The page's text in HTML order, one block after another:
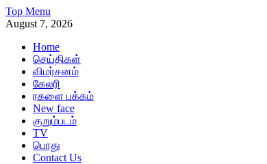
Skip
to
Top Menu
August 7, 2026
Home
செய்திகள்
விமர்சனம்
கேலரி
ரகளை பக்கம்
New face
குறும்படம்
TV
பொது
Contact Us